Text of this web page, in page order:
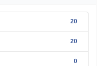
20
20
0